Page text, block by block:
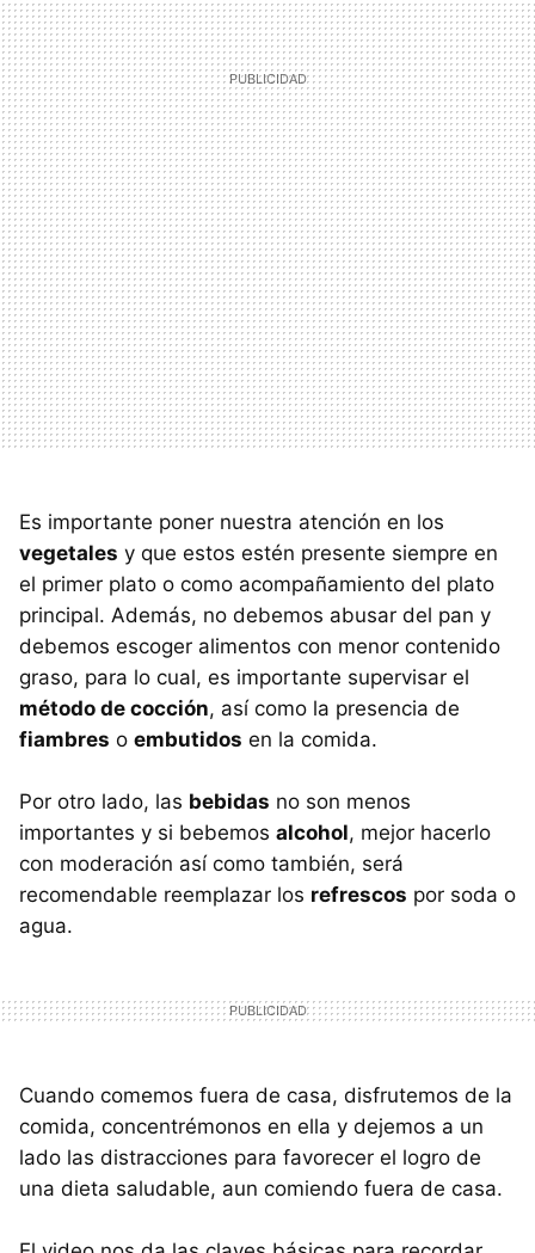
Es importante poner nuestra atención en los
vegetales y que estos estén presente siempre en
el primer plato o como acompañamiento del plato
principal. Además, no debemos abusar del pan y
debemos escoger alimentos con menor contenido
graso, para lo cual, es importante supervisar el
método de cocción, así como la presencia de
fiambres o embutidos en la comida.
Por otro lado, las bebidas no son menos
importantes y si bebemos alcohol, mejor hacerlo
con moderación así como también, será
recomendable reemplazar los refrescos por soda o
agua.
Cuando comemos fuera de casa, disfrutemos de la
comida, concentrémonos en ella y dejemos a un
lado las distracciones para favorecer el logro de
una dieta saludable, aun comiendo fuera de casa.